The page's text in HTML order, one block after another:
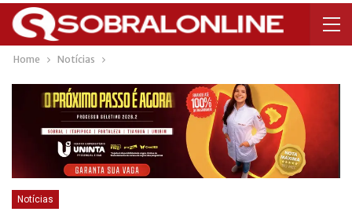
Home Notícias
Notícias